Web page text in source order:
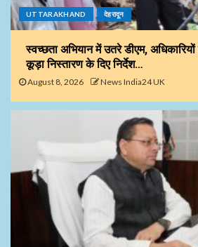
UTTARAKHAND देहरादून
स्वच्छता अभियान में उतरे डीएम,
कूड़ा निस्तारण के दिए निर्देश…
August 8, 2026 News India24 UK